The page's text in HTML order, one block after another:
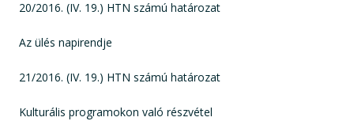
20/2016. (IV. 19.) HTN számú határozat
Az ülés napirendje
21/2016. (IV. 19.) HTN számú határozat
Kulturális programokon való részvétel